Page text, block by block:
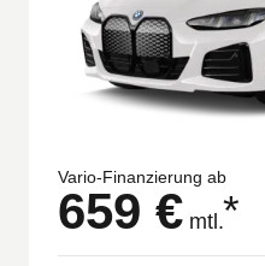
Vario-Finanzierung ab
659 € mtl.*